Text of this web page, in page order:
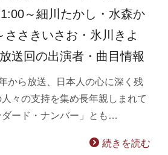
～細川たかし・水森か
ささきいさお・氷川きよ
送回の出演者・曲目情報
から放送、日本人の心に深く残
々の支持を集め長年親しまれて
ード・ナンバー」とも…
続きを読む